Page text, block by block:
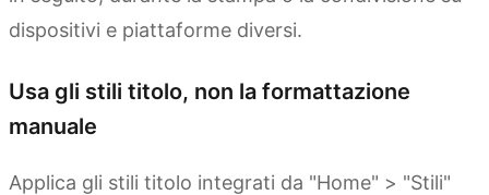
dispositivi e piattaforme diversi.
Usa gli stili titolo, non la formattazione
manuale
Applica gli stili titolo integrati da "Home" > "Stili"